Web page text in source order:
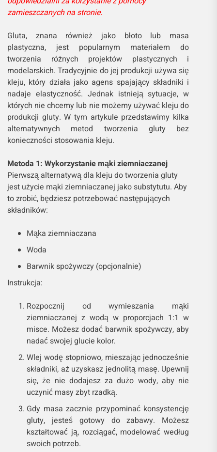
zamieszczanych na stronie.
Gluta, znana również jako błoto lub masa
plastyczna, jest popularnym materiałem do
tworzenia różnych projektów plastycznych i
modelarskich. Tradycyjnie do jej produkcji używa się
kleju, który działa jako agens spajający składniki i
nadaje elastyczność. Jednak istnieją sytuacje, w
których nie chcemy lub nie możemy używać kleju do
produkcji gluty. W tym artykule przedstawimy kilka
alternatywnych metod tworzenia gluty bez
konieczności stosowania kleju.
Metoda 1: Wykorzystanie mąki ziemniaczanej
Pierwszą alternatywą dla kleju do tworzenia gluty
jest użycie mąki ziemniaczanej jako substytutu. Aby
to zrobić, będziesz potrzebować następujących
składników:
Mąka ziemniaczana
Woda
Barwnik spożywczy (opcjonalnie)
Instrukcja:
Rozpocznij od wymieszania mąki
ziemniaczanej z wodą w proporcjach 1:1 w
misce. Możesz dodać barwnik spożywczy, aby
nadać swojej glucie kolor.
Wlej wodę stopniowo, mieszając jednocześnie
składniki, aż uzyskasz jednolitą masę. Upewnij
się, że nie dodajesz za dużo wody, aby nie
uczynić masy zbyt rzadką.
Gdy masa zacznie przypominać konsystencję
gluty, jesteś gotowy do zabawy. Możesz
kształtować ją, rozciągać, modelować według
swoich potrzeb.